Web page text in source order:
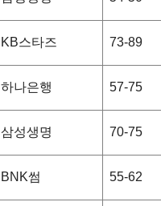
KB스타즈 73-89
하나은행 57-75
삼성생명 70-75
BNK썸 55-62